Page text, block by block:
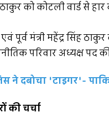
को कोटली वार्ड से हार
पूर्व मंत्री महेंद्र सिंह
परिवार अध्यक्ष पद
ने दबोचा 'टाइगर'-
की चर्चा